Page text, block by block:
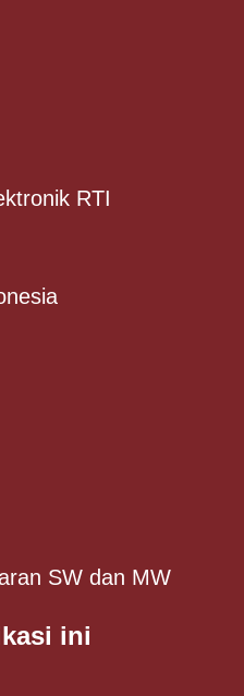
RTI
SW dan MW
ini